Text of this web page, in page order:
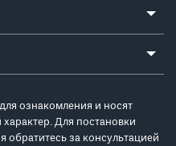
ознакомления и носят
Для постановки
обратитесь за консультацией